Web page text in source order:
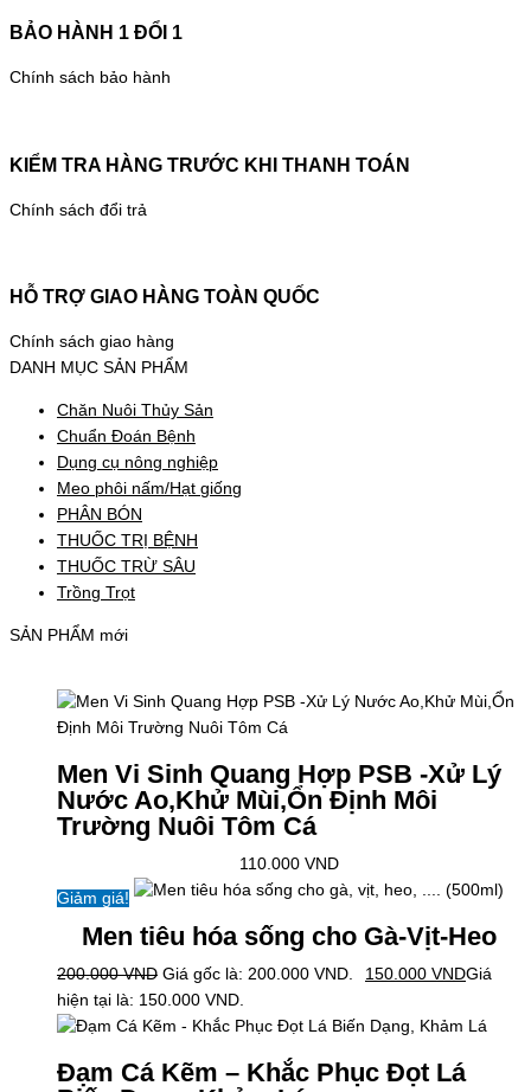
BẢO HÀNH 1 ĐỔI 1
Chính sách bảo hành
KIỂM TRA HÀNG TRƯỚC KHI THANH TOÁN
Chính sách đổi trả
HỖ TRỢ GIAO HÀNG TOÀN QUỐC
Chính sách giao hàng
DANH MỤC SẢN PHẨM
Chăn Nuôi Thủy Sản
Chuẩn Đoán Bệnh
Dụng cụ nông nghiệp
Meo phôi nấm/Hạt giống
PHÂN BÓN
THUỐC TRỊ BỆNH
THUỐC TRỪ SÂU
Trồng Trọt
SẢN PHẨM mới
Men Vi Sinh Quang Hợp PSB -Xử Lý
Nước Ao,Khử Mùi,Ổn Định Môi
Trường Nuôi Tôm Cá
110.000 VND
Giảm giá!
Men tiêu hóa sống cho Gà-Vịt-Heo
200.000VND Giá gốc là: 200.000 VND. 150.000 VNDGiá
hiện tại là: 150.000 VND.
Đạm Cá Kẽm – Khắc Phục Đọt Lá